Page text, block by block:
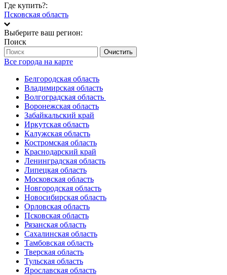
Где купить?:
Псковская область
Выберите ваш регион:
Поиск
Очистить
Все города на карте
Белгородская область
Владимирская область
Волгоградская область
Воронежская область
Забайкальский край
Иркутская область
Калужская область
Костромская область
Краснодарский край
Ленинградская область
Липецкая область
Московская область
Новгородская область
Новосибирская область
Орловская область
Псковская область
Рязанская область
Сахалинская область
Тамбовская область
Тверская область
Тульская область
Ярославская область